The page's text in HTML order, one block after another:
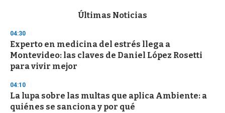
d
s
o
f
3
s
e
c
o
Últimas Noticias
04:30
Experto en medicina del estrés llega a
Montevideo: las claves de Daniel López Rosetti
para vivir mejor
04:10
La lupa sobre las multas que aplica Ambiente: a
quiénes se sanciona y por qué